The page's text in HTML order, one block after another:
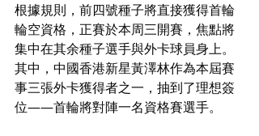
根據規則，前四號種子將直接獲得首輪
輪空資格，正賽於本周三開賽，焦點將
集中在其余種子選手與外卡球員身上。
其中，中國香港新星黃澤林作為本屆賽
事三張外卡獲得者之一，抽到了理想簽
位——首輪將對陣一名資格賽選手。